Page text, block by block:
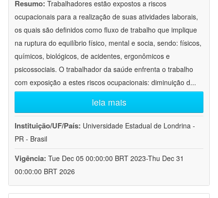
Resumo: Trabalhadores estão expostos a riscos
ocupacionais para a realização de suas atividades laborais,
os quais são definidos como fluxo de trabalho que implique
na ruptura do equilíbrio físico, mental e socia, sendo: físicos,
químicos, biológicos, de acidentes, ergonômicos e
psicossociais. O trabalhador da saúde enfrenta o trabalho
com exposição a estes riscos ocupacionais: diminuição d...
leia mais
Instituição/UF/País: Universidade Estadual de Londrina -
PR - Brasil
Vigência: Tue Dec 05 00:00:00 BRT 2023-Thu Dec 31
00:00:00 BRT 2026